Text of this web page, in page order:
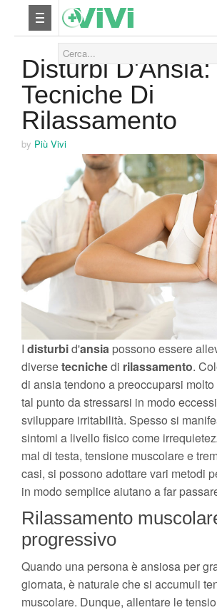
Disturbi D'Ansia:
Tecniche Di
Rilassamento
by Più Vivi
I disturbid'ansia possono essere
diversetecnichedi rilassamento.
di ansia tendono a preoccuparsi
tal punto da stressarsi in modo
sviluppare irritabilità. Spesso si
sintomi a livello fisico come
mal di testa, tensione muscolare e
casi, si possono adottare vari metodi
in modo semplice aiutano a far
Rilassamento
progressivo
Quando una persona è ansiosa per
giornata, è naturale che si accumuli
muscolare. Dunque, allentare le